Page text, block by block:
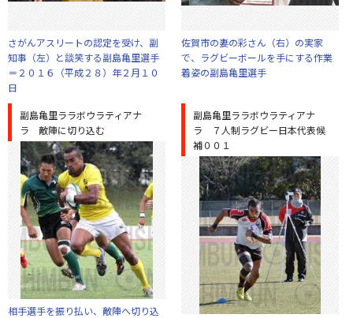
さがんアスリートの認定を受け、副
知事（左）と談笑する副島亀里選手
＝２０１６（平成２８）年２月１０
日
佐賀市の妻の彩さん（右）の実家
で、ラグビーボールを手にする作業
着姿の副島亀里選手
副島亀里ララボウラティアナ
ラ 敵陣に切り込む
相手選手を振り払い、敵陣へ切り込
副島亀里ララボウラティアナ
ラ ７人制ラグビー日本代表候
補００１